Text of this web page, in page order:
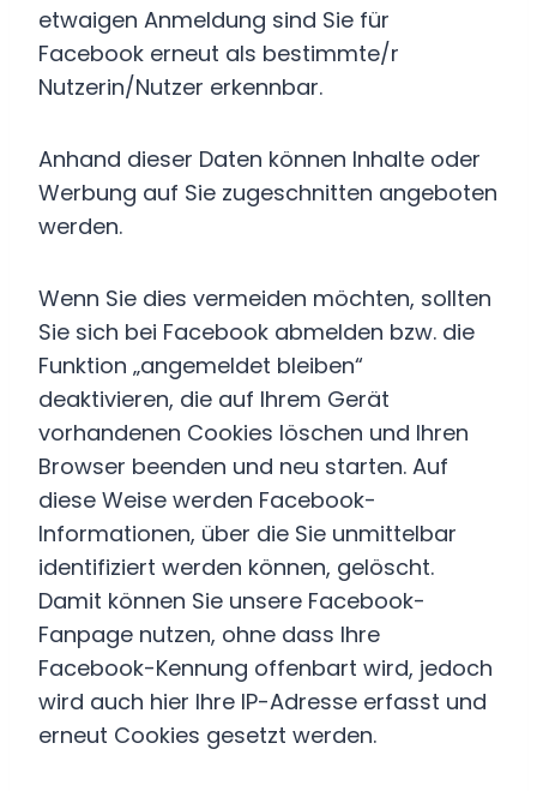
etwaigen Anmeldung sind Sie für
Facebook erneut als bestimmte/r
Nutzerin/Nutzer erkennbar.
Anhand dieser Daten können Inhalte oder
Werbung auf Sie zugeschnitten angeboten
werden.
Wenn Sie dies vermeiden möchten, sollten
Sie sich bei Facebook abmelden bzw. die
Funktion „angemeldet bleiben“
deaktivieren, die auf Ihrem Gerät
vorhandenen Cookies löschen und Ihren
Browser beenden und neu starten. Auf
diese Weise werden Facebook-
Informationen, über die Sie unmittelbar
identifiziert werden können, gelöscht.
Damit können Sie unsere Facebook-
Fanpage nutzen, ohne dass Ihre
Facebook-Kennung offenbart wird, jedoch
wird auch hier Ihre IP-Adresse erfasst und
erneut Cookies gesetzt werden.